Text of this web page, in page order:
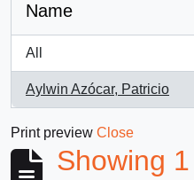
Name
All
Aylwin Azócar, Patricio
, 1 results
Print preview Close
Showing